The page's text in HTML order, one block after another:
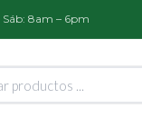
Sáb: 8am – 6pm